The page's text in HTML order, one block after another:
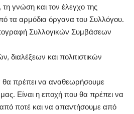
γνώση και τον έλεγχο της
τα αρμόδια όργανα του Συλλόγου.
Συλλογικών Συμβάσεων
διαλέξεων και πολιτιστικών
θα πρέπει να αναθεωρήσουμε
Είναι η εποχή που θα πρέπει να
ποτέ και να απαντήσουμε από